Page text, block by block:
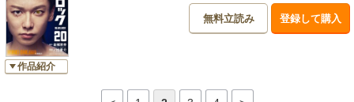
作品紹介
無料立読み 登録して購入